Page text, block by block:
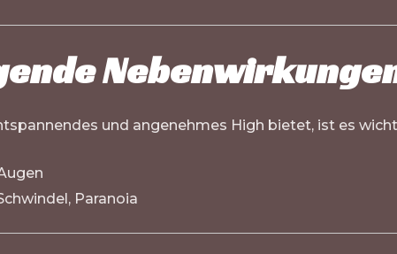
und angenehmes High bietet, ist es
Paranoia